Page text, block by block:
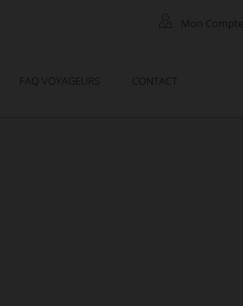
Mon Compte
FAQ VOYAGEURS CONTACT